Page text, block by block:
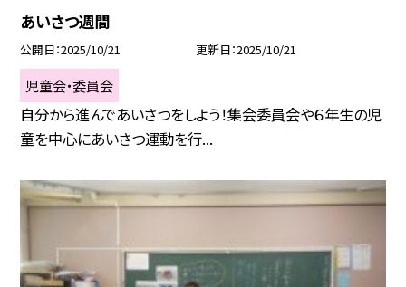
あいさつ週間
公開日 2025/10/21 更新日 2025/10/21
児童会・委員会
自分から進んであいさつをしよう！集会委員会や６年生の児
童を中心にあいさつ運動を行...